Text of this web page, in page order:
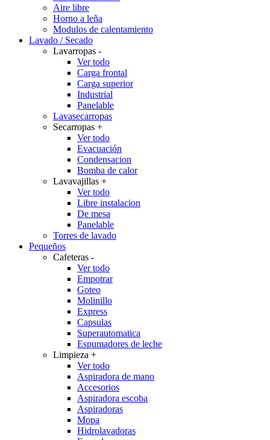
Aire libre
Horno a leña
Modulos de calentamiento
Lavado / Secado
Lavarropas -
Ver todo
Carga frontal
Carga superior
Industrial
Panelable
Lavasecarropas
Secarropas +
Ver todo
Evacuación
Condensacion
Bomba de calor
Lavavajillas +
Ver todo
Libre instalacion
De mesa
Panelable
Torres de lavado
Pequeños
Cafeteras -
Ver todo
Empotrar
Goteo
Molinillo
Express
Capsulas
Superautomatica
Espumadores de leche
Limpieza +
Ver todo
Aspiradora de mano
Accesorios
Aspiradora escoba
Aspiradoras
Mopa
Hidrolavadoras